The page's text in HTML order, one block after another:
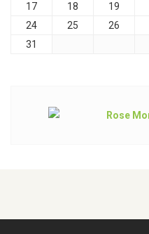
17
18 19
24
25 26
31